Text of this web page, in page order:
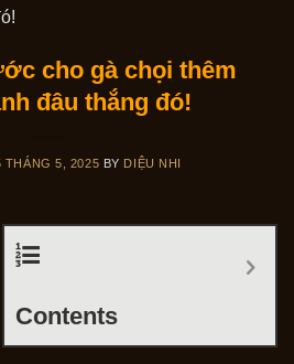
cho gà chọi thêm
đâu thắng đó!
THÁNG 5, 2025 BY DIỆU NHI
Contents